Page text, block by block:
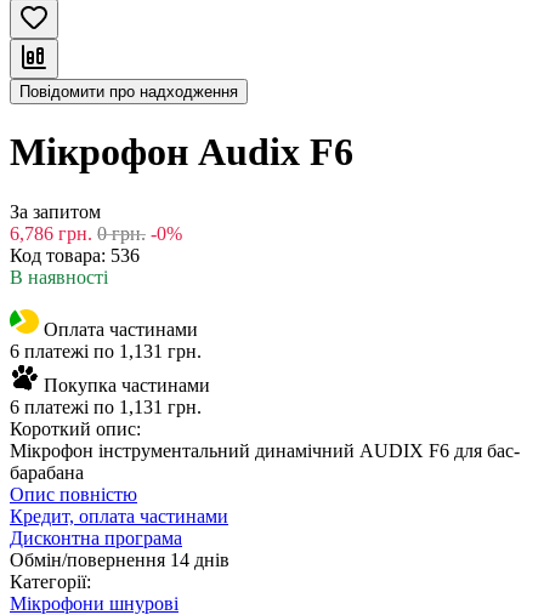
Повідомити про надходження
Мікрофон Audix F6
За запитом
6,786 грн. 0 грн. -0%
Код товара: 536
В наявності
Оплата частинами
6 платежі по 1,131 грн.
Покупка частинами
6 платежі по 1,131 грн.
Короткий опис:
Мікрофон інструментальний динамічний AUDIX F6 для бас-
барабана
Опис повністю
Кредит, оплата частинами
Дисконтна програма
Обмін/повернення 14 днів
Категорії:
Мікрофони шнурові